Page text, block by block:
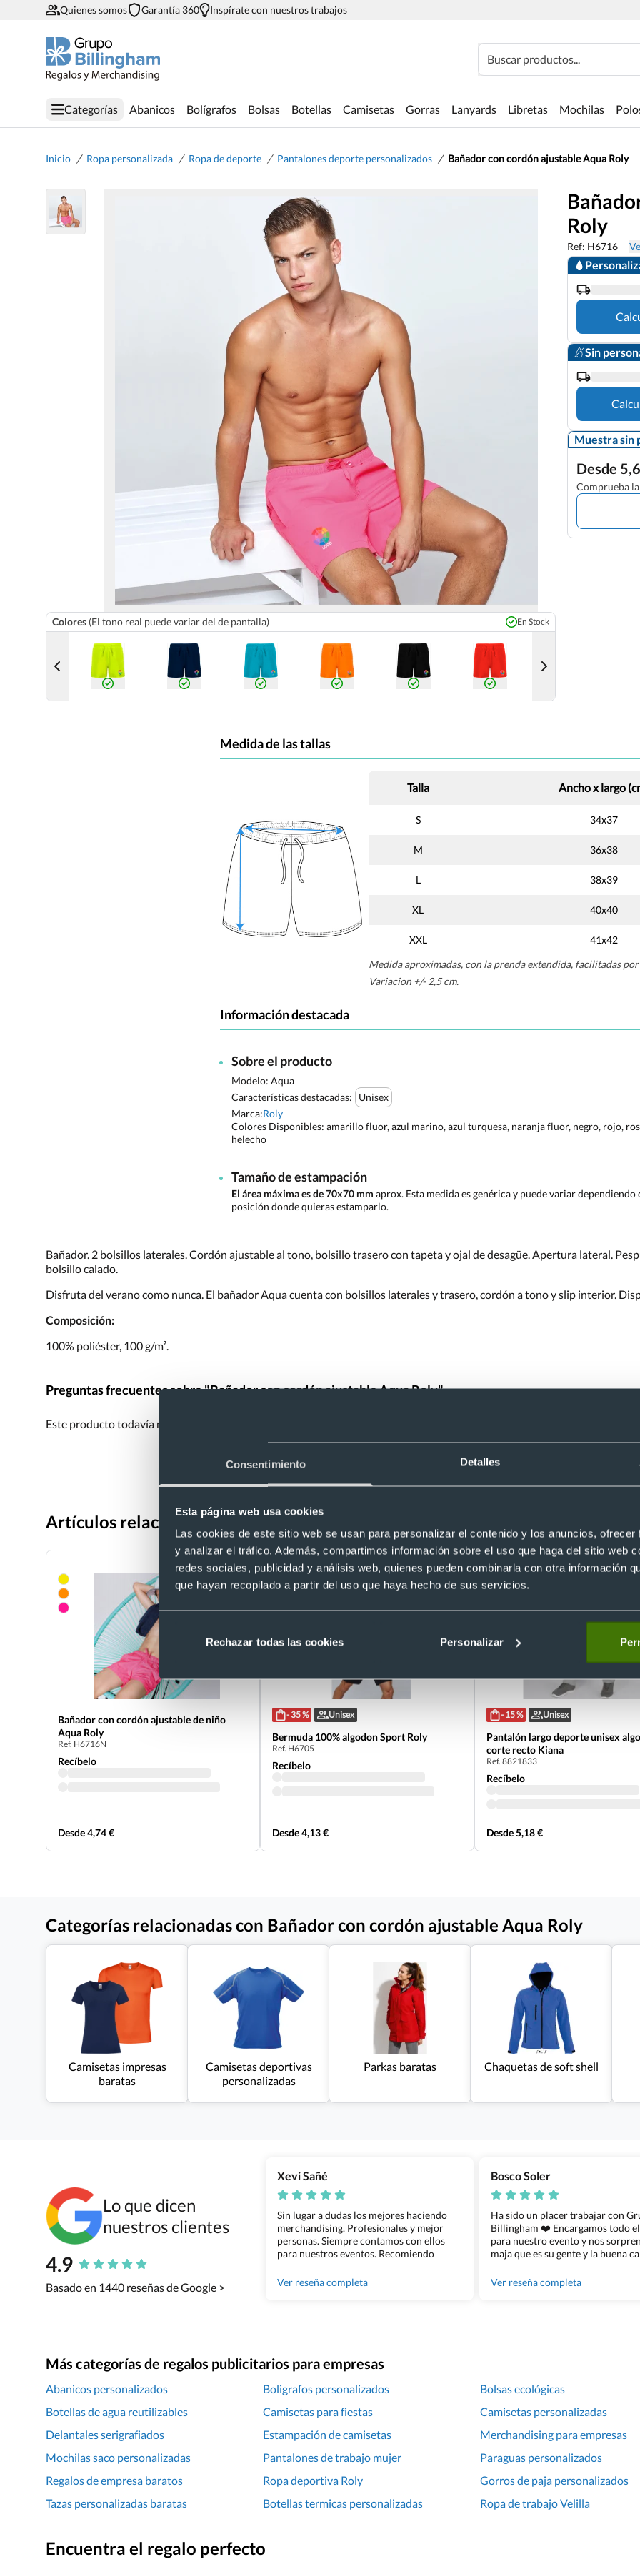
Consentimiento Detalles
Esta página web usa cookies
Las cookies de este sitio web se usan para personalizar el contenido y los anuncios,
y analizar el tráfico. Además, compartimos información sobre el uso que haga del sitio web
redes sociales, publicidad y análisis web, quienes pueden combinarla con otra información
que hayan recopilado a partir del uso que haya hecho de sus servicios.
Rechazar todas las cookies Personalizar
Quienes somos Garantía 360 Inspírate con nuestros trabajos
Buscar productos...
Categorías Abanicos Bolígrafos Bolsas Botellas Camisetas Gorras Lanyards Libretas Mochilas
Inicio / Ropa personalizada / Ropa de deporte / Pantalones deporte personalizados / Bañador con cordón ajustable Aqua Roly
Colores (El tono real puede variar del de pantalla) En Stock
Roly
Ref: H6716
Sin
Muestra sin
Desde
Comprueba
Medida de las tallas
Talla Ancho x largo
S 34x37
M 36x38
L 38x39
XL 40x40
XXL
41x42
Medida aproximadas, con la prenda extendida, facilitadas
Variacion +/- 2,5 cm.
Información destacada
Sobre el producto
Modelo: Aqua
Características destacadas:
Unisex
Marca:Roly
Colores Disponibles: amarillo fluor, azul marino, azul turquesa, naranja fluor, negro, rojo,
helecho
Tamaño de estampación
El área máxima es de 70x70 mm aprox. Esta medida es genérica y puede variar dependiendo
posición donde quieras estamparlo.
Bañador. 2 bolsillos laterales. Cordón ajustable al tono, bolsillo trasero con tapeta y ojal de desagüe. Apertura lateral.
bolsillo calado.
Disfruta del verano como nunca. El bañador Aqua cuenta con bolsillos laterales y trasero, cordón a tono y slip interior.
Composición:
100% poliéster, 100 g/m².
Preguntas frecuentes sobre "Bañador con cordón ajustable Aqua Roly"
Este producto todavía no tiene preguntas. Si tienes alguna duda, consúltanos y te responderemos con la mayor brevedad
¿Tienes dudas sobre este producto?
Artículos relacionados con Bañador con cordón ajustable Aqua Roly
Bañador con cordón ajustable de niño
Aqua Roly
Ref. H6716N
Recíbelo
Desde 4,74 €
- 35 % Unisex
Bermuda 100% algodon Sport Roly
Ref. H6705
Recíbelo
Desde 4,13 €
- 15 % Unisex
Pantalón largo deporte unisex
corte recto Kiana
Ref. 8821833
Recíbelo
Desde 5,18 €
Categorías relacionadas con Bañador con cordón ajustable Aqua Roly
Camisetas impresas
baratas
Camisetas deportivas
personalizadas
Parkas baratas Chaquetas de soft shell
Lo que dicen
nuestros clientes
4.9
Basado en 1440 reseñas de Google >
Xevi Sañé
Sin lugar a dudas los mejores haciendo
merchandising. Profesionales y mejor
personas. Siempre contamos con ellos
para nuestros eventos. Recomiendo
Ver reseña completa
Bosco Soler
Ha sido un placer trabajar con
Billingham ❤️ Encargamos todo
para nuestro evento y nos
maja que es su gente y la buena
100% recomendado!!
Ver reseña completa
Más categorías de regalos publicitarios para empresas
Abanicos personalizados Boligrafos personalizados
Bolsas ecológicas
Botellas de agua reutilizables
Camisetas para fiestas
Camisetas personalizadas
Delantales serigrafiados
Estampación de camisetas
Merchandising para empresas
Mochilas saco personalizadas
Pantalones de trabajo mujer
Paraguas personalizados
Regalos de empresa baratos
Ropa deportiva Roly
Gorros de paja personalizados
Tazas personalizadas baratas
Botellas termicas personalizadas Ropa de trabajo Velilla
Encuentra el regalo perfecto